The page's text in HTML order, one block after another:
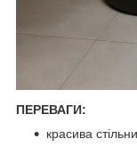
ПЕРЕВАГИ:
красива